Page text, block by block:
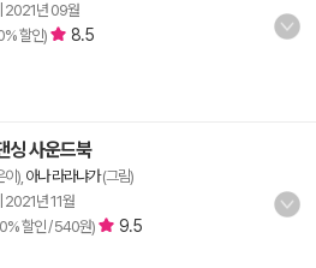
2021년 09월
할인)
8.5
싱 사운드북
이), 아나 라라냐가(그림)
2021년 11월
할인 / 540원)
9.5